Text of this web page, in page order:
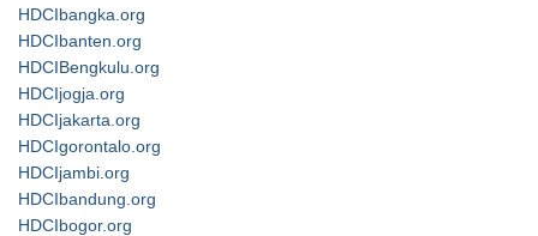
HDCIbangka.org
HDCIbanten.org
HDCIBengkulu.org
HDCIjogja.org
HDCIjakarta.org
HDCIgorontalo.org
HDCIjambi.org
HDCIbandung.org
HDCIbogor.org